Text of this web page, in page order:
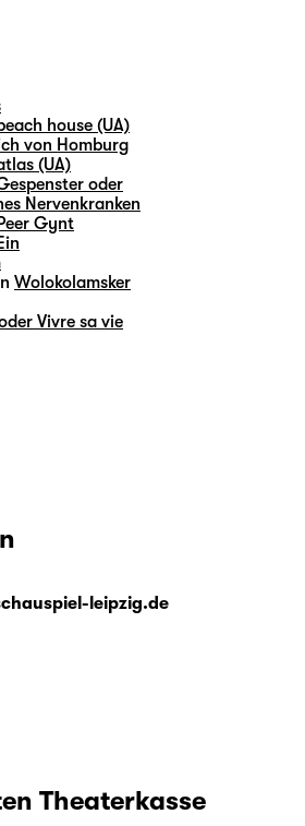
house (UA)
von Homburg
(UA)
oder
Nervenkranken
Peer Gynt
Ein
Wolokolamsker
Vivre sa vie
leipzig.de
Theaterkasse